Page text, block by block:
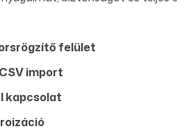
felület
import
kapcsolat